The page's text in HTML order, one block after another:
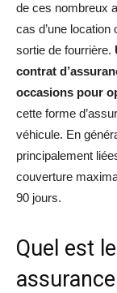
de ces nombreux
cas d’une location
sortie de fourrière.
contrat
occasions pour
cette forme
véhicule. En
principalement
couverture
90 jours.
Quel est